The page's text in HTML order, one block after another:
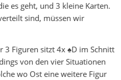
es geht, und 3 kleine Karten.
sind, müssen wir
3 Figuren sitzt 4x ♠D im Schnitt
von den vier Situationen
wo Ost eine weitere Figur